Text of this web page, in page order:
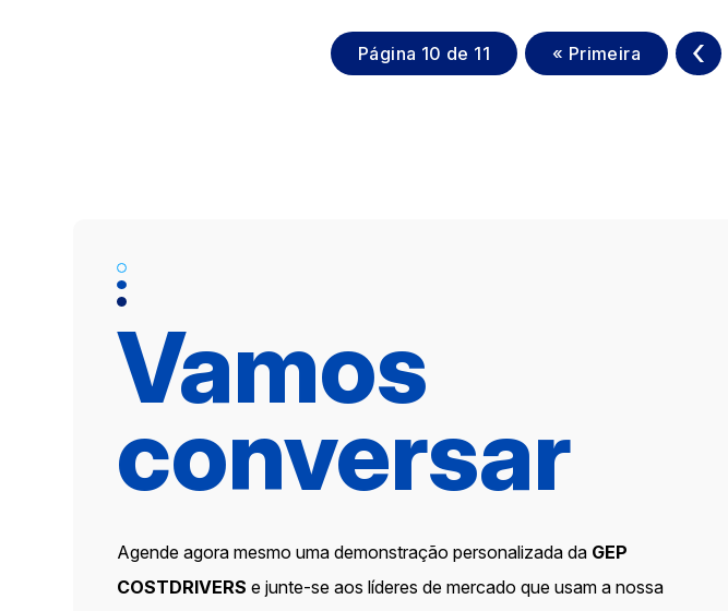
Página 10 de 11 « Primeira «
Vamos
conversar
Agende agora mesmo uma demonstração personalizada da GEP
COSTDRIVERS e junte-se aos líderes de mercado que usam a nossa